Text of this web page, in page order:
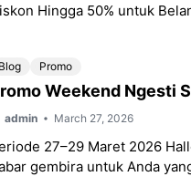
Hingga 50% untuk
Blog Promo
Weekend Ngesti
admin March 27, 2026
27–29 Maret 2026
gembira untuk Anda